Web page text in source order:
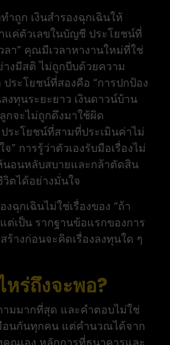
ำถูก เงินสำรองฉุกเฉินให้
แค่ตัวเลขในบัญชี ประโยชน์ที่
ลา” คุณมีเวลาหางานใหม่ที่ใช่
างมีสติ ไม่ถูกบีบด้วยความ
ประโยชน์ที่สองคือ “การปกป้อง
งทุนระยะยาว เงินดาวน์บ้าน
กจะไม่ถูกดึงมาใช้ผิด
ระโยชน์ที่สามที่ประเมินค่าไม่
” การรู้ว่าตัวเองรับมือเรื่องไม่
นอนหลับสบายและกล้าตัดสิน
ตได้อย่างมั่นใจ
งฉุกเฉินไม่ใช่เรื่องของ “ถ้า
ต่เป็น รากฐานข้อแรกของการ
ร้างก่อนจะคิดเรื่องลงทุนใด ๆ
หร่ถึงจะพอ?
มมากที่สุด และคำตอบไม่ใช่
อนกันทุกคน แต่คำนวณได้จาก
คุณเอง หลักการที่ธนาคารและ